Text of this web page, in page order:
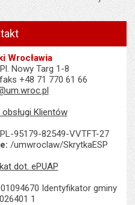
Wrocławia
Nowy Targ 1-8
+48 71 770 61 66
Klientów
95179-82549-VVTFT-27
/umwroclaw/SkrytkaESP
dot. ePUAP
Identyfikator gminy
026401 1